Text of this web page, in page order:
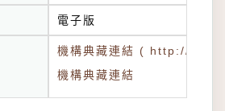
機構典藏連結 ( http://
機構典藏連結